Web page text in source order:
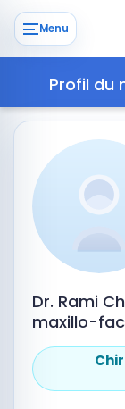
Menu
Profil du
Dr. Rami
maxillo-